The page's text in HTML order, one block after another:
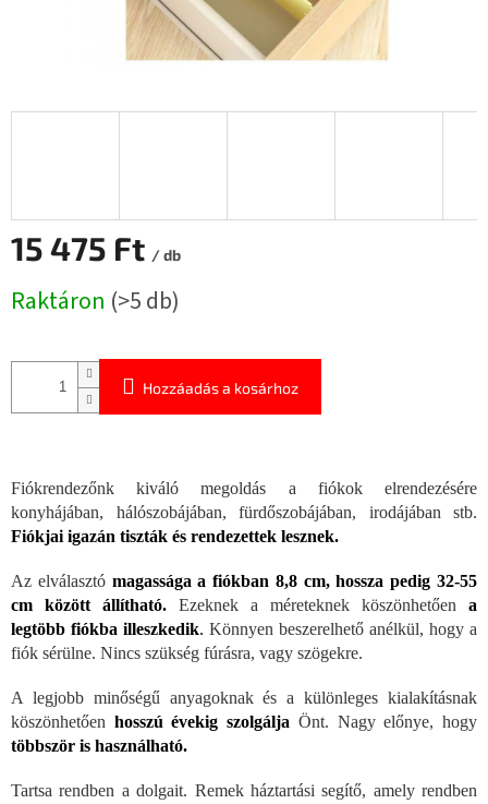
15 475 Ft / db
Raktáron (>5 db)
Hozzáadás a kosárhoz
Fiókrendezőnk kiváló megoldás a fiókok elrendezésére
konyhájában, hálószobájában, fürdőszobájában, irodájában stb.
Fiókjai igazán tiszták és rendezettek lesznek.
Az elválasztó magassága a fiókban 8,8 cm, hossza pedig 32-55
cm között állítható. Ezeknek a méreteknek köszönhetően a
legtöbb fiókba illeszkedik. Könnyen beszerelhető anélkül, hogy a
fiók sérülne. Nincs szükség fúrásra, vagy szögekre.
A legjobb minőségű anyagoknak és a különleges kialakításnak
köszönhetően hosszú évekig szolgálja Önt. Nagy előnye, hogy
többször is használható.
Tartsa rendben a dolgait. Remek háztartási segítő, amely rendben